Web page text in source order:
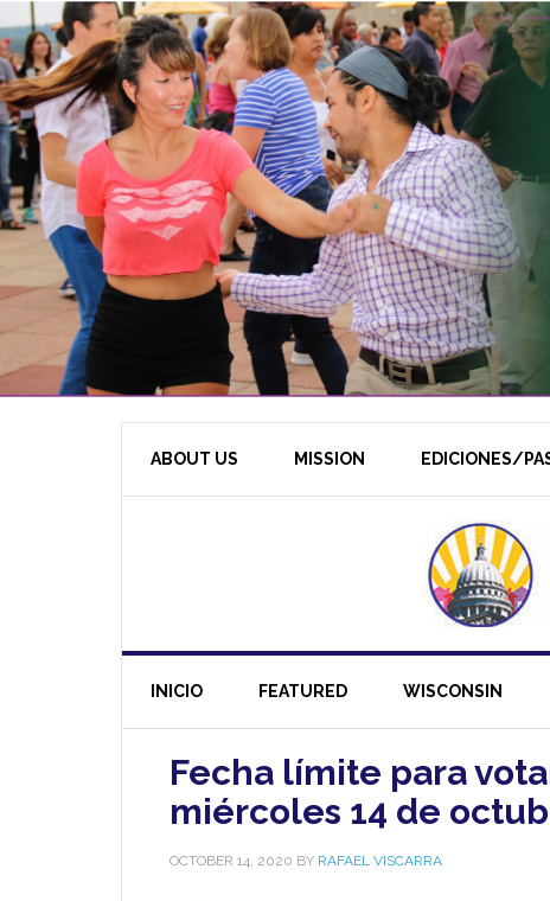
ABOUT US MISSION EDICIONES/
INICIO FEATURED WISCONSIN
Fecha límite para
miércoles 14 de
OCTOBER 14, 2020 BY RAFAEL VISCARRA